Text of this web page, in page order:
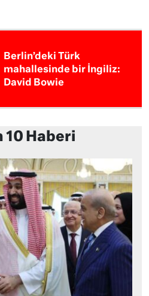
Berlin’deki Türk
mahallesinde bir İngiliz:
David Bowie
10 Haberi